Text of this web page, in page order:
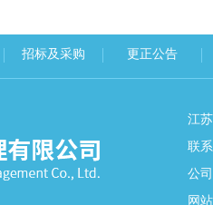
招标及采购 更正公告
江
联
公
网